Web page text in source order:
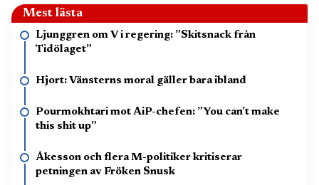
Mest lästa
Ljunggren om V i regering: ”Skitsnack från
Tidölaget”
Hjort: Vänsterns moral gäller bara ibland
Pourmokhtari mot AiP-chefen: ”You can’t make
this shit up”
Åkesson och flera M-politiker kritiserar
petningen av Fröken Snusk